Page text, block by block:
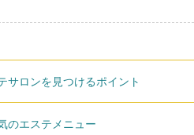
サロンを見つけるポイント
のエステメニュー